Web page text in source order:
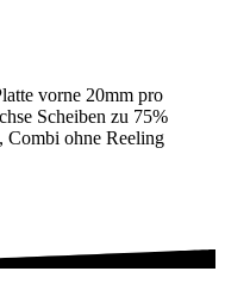
vorne 20mm pro
Scheiben zu 75%
Combi ohne Reeling